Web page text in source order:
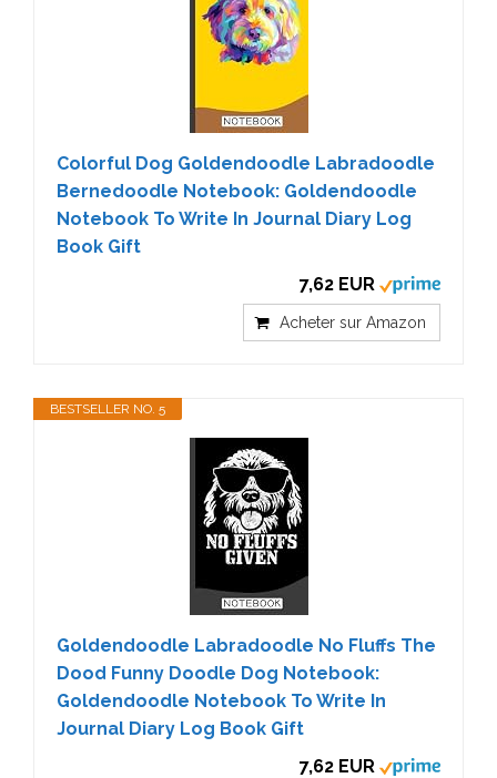
Colorful Dog Goldendoodle Labradoodle
Bernedoodle Notebook: Goldendoodle
Notebook To Write In Journal Diary Log
Book Gift
7,62 EUR
Acheter sur Amazon
BESTSELLER NO. 5
Goldendoodle Labradoodle No Fluffs The
Dood Funny Doodle Dog Notebook:
Goldendoodle Notebook To Write In
Journal Diary Log Book Gift
7,62 EUR